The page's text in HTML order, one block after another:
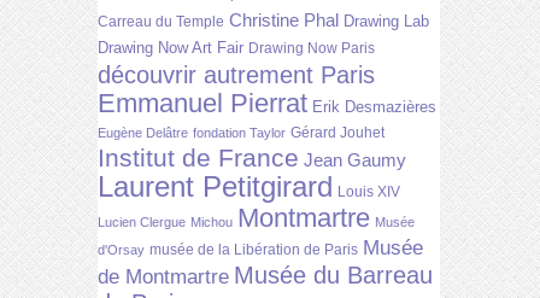
Carreau du Temple Christine Phal Drawing Lab
Drawing Now Art Fair Drawing Now Paris
découvrir autrement Paris
Emmanuel Pierrat Erik Desmazières
Eugène Delâtre fondation Taylor Gérard Jouhet
Institut de France Jean Gaumy
Laurent Petitgirard Louis XIV
Lucien Clergue Michou Montmartre Musée
d'Orsay musée de la Libération de Paris Musée
de Montmartre Musée du Barreau